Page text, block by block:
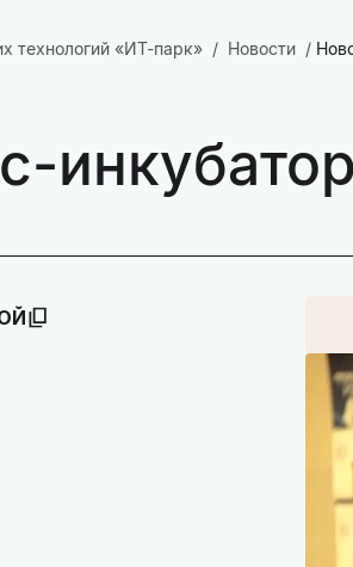
технологий «ИТ-парк» Новости